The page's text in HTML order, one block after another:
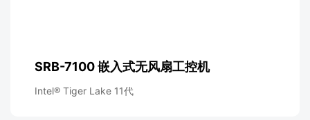
SRB-7100 嵌入式无风扇工控机
Intel® Tiger Lake 11代